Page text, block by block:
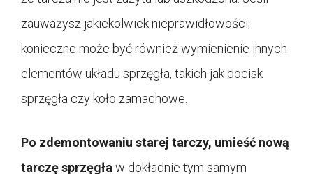
zauważysz jakiekolwiek nieprawidłowości,
konieczne może być również wymienienie innych
elementów układu sprzęgła, takich jak docisk
sprzęgła czy koło zamachowe.
Po zdemontowaniu starej tarczy, umieść nową
tarczę sprzęgław dokładnie tym samym